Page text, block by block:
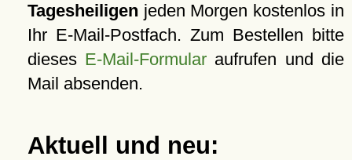
Tagesheiligen jeden Morgen kostenlos in
Ihr E-Mail-Postfach. Zum Bestellen bitte
dieses E-Mail-Formular aufrufen und die
Mail absenden.
Aktuell und neu: